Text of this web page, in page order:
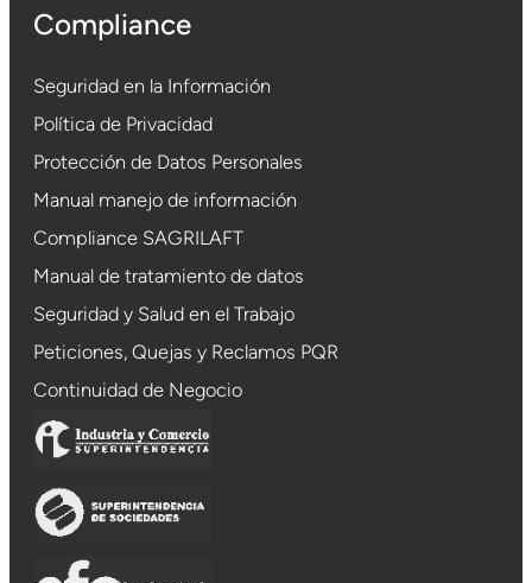
Compliance
Seguridad en la Información
Política de Privacidad
Protección de Datos Personales
Manual manejo de información
Compliance SAGRILAFT
Manual de tratamiento de datos
Seguridad y Salud en el Trabajo
Peticiones, Quejas y Reclamos PQR
Continuidad de Negocio